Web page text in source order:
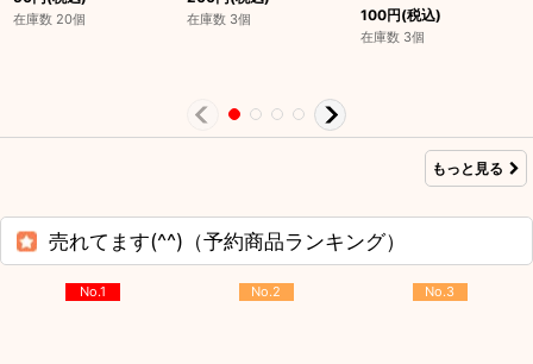
在庫数 20個 在庫数 3個 100円(税込)
在庫数 3個
もっと見る
売れてます(^^)（予約商品ランキング）
No.1 No.2 No.3